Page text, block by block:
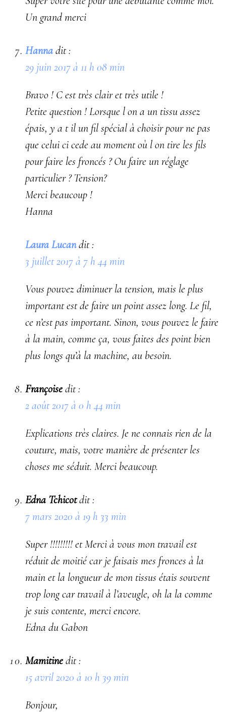
Un grand merci
Hannadit :
29 juin 2017 à 11 h 08 min
Bravo ! C est très clair et très utile !
Petite question ! Lorsque l on a un tissu assez
épais, y a t il un fil spécial à choisir pour ne pas
que celui ci cede au moment où l on tire les fils
pour faire les froncés ? Ou faire un réglage
particulier ? Tension?
Merci beaucoup !
Hanna
Laura Lucandit :
3 juillet 2017 à 7 h 44 min
Vous pouvez diminuer la tension, mais le plus
important est de faire un point assez long. Le fil,
ce n’est pas important. Sinon, vous pouvez le faire
à la main, comme ça, vous faites des point bien
plus longs qu’à la machine, au besoin.
Françoisedit :
2 août 2017 à 0 h 44 min
Explications très claires. Je ne connais rien de la
couture, mais, votre manière de présenter les
choses me séduit. Merci beaucoup.
Edna Tchicotdit :
7 mars 2020 à 19 h 33 min
Super !!!!!!!!! et Merci à vous mon travail est
réduit de moitié car je faisais mes fronces à la
main et la longueur de mon tissus étais souvent
trop long car travail à l’aveugle, oh la la comme
je suis contente, merci encore.
Edna du Gabon
Mamitinedit :
15 avril 2020 à 10 h 39 min
Bonjour,